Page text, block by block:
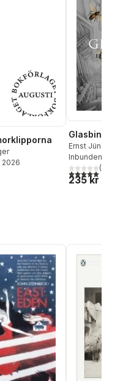
2026
Glasbin
Ernst Jünger
Inbunden
5,0utav 5(
235 kr